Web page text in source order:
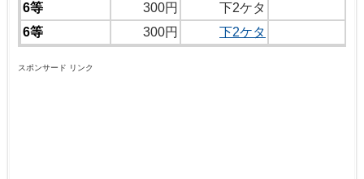
6等
300円 下2ケタ
6等
300円 下2ケタ
スポンサード リンク